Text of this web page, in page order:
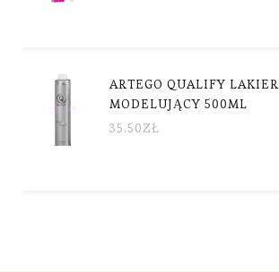
ARTEGO QUALIFY LAKIER
MODELUJĄCY 500ML
35.50ZŁ